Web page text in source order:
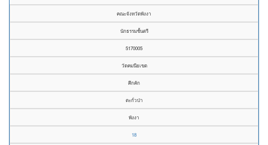
คณะจังหวัดพังงา
นักธรรมชั้นตรี
5170005
วัดคมนียเขต
คึกคัก
ตะกั่วป่า
พังงา
18